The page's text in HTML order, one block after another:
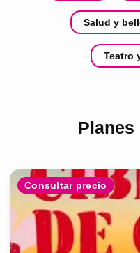
Salud y
Teatro
Planes
Consultar precio